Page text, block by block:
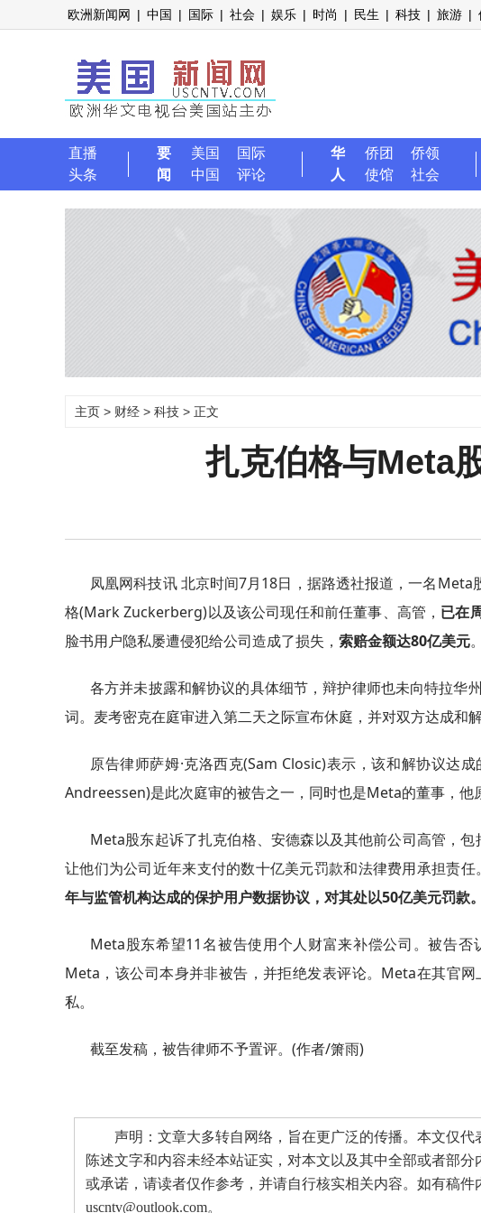
欧洲新闻网 | 中国 | 国际 | 社会 | 娱乐 | 时尚 | 民生 | 科技 | 旅游 |
直播
头条
要
闻
美国
国际
中国
评论
华
人
侨团
侨领
使馆
社会
主页 > 财经 > 科技 > 正文
扎克伯格与Meta
凤凰网科技讯 北京时间7月18日，据路透社报道，一名
格(Mark Zuckerberg)以及该公司现任和前任董事、高管， 已在
脸书用户隐私屡遭侵犯给公司造成了损失， 索赔金额达80亿美元。
各方并未披露和解协议的具体细节，辩护律师也未向特拉
词。麦考密克在庭审进入第二天之际宣布休庭，并对双方达成和解
原告律师萨姆·克洛西克(Sam Closic)表示，该和解协议达
Andreessen)是此次庭审的被告之一，同时也是Meta的董事，他
Meta股东起诉了扎克伯格、安德森以及其他前公司高管，
让他们为公司近年来支付的数十亿美元罚款和法律费用承担责任
年与监管机构达成的保护用户数据协议，对其处以50亿美元罚款。
Meta股东希望11名被告使用个人财富来补偿公司。被告
Meta，该公司本身并非被告，并拒绝发表评论。Meta在其官
私。
截至发稿，被告律师不予置评。(作者/箫雨)
声明：文章大多转自网络，旨在更广泛的传播。本文仅代
陈述文字和内容未经本站证实，对本文以及其中全部或者部
或承诺，请读者仅作参考，并请自行核实相关内容。如有稿件
uscntv@outlook.com。